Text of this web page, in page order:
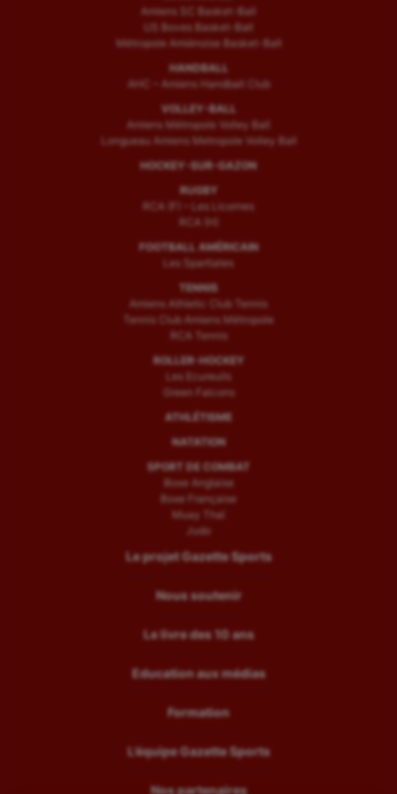
Amiens SC Basket-Ball
US Boves Basket-Ball
Métropole Amiénoise Basket-Ball
HANDBALL
AHC – Amiens Handball Club
VOLLEY-BALL
Amiens Métropole Volley Ball
Longueau Amiens Metropole Volley Ball
HOCKEY-SUR-GAZON
RUGBY
RCA (F) – Les Licornes
RCA (H)
FOOTBALL AMÉRICAIN
Les Spartiates
TENNIS
Amiens Athletic Club Tennis
Tennis Club Amiens Métropole
RCA Tennis
ROLLER-HOCKEY
Les Ecureuils
Green Falcons
ATHLÉTISME
NATATION
SPORT DE COMBAT
Boxe Anglaise
Boxe Française
Muay Thaï
Judo
Le projet Gazette Sports
Nous soutenir
Le livre des 10 ans
Education aux médias
Formation
L’équipe Gazette Sports
Nos partenaires